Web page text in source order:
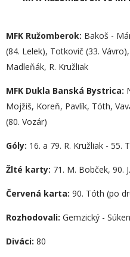
MFK Ružomberok: Bakoš -
(84. Lelek), Totkovič (33.
Madleňák, R. Kružliak
MFK Dukla Banská Bystrica:
Mojžiš, Koreň, Pavlík, Tóth,
(80. Vozár)
Góly: 16. a 79. R. Kružliak - 55.
Žlté karty: 71. M. Bobček, 90.
Červená karta: 90. Tóth (po
Rozhodovali: Gemzický -
Diváci: 80